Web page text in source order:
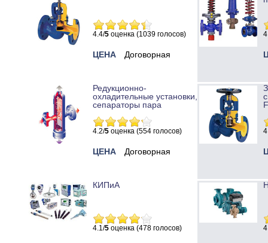
4.4/5 оценка (1039 голосов)
ЦЕНА Договорная
Редукционно-
охладительные установки,
сепараторы пара
4.2/5 оценка (554 голосов)
ЦЕНА Договорная
КИПиА
4.1/5 оценка (478 голосов)